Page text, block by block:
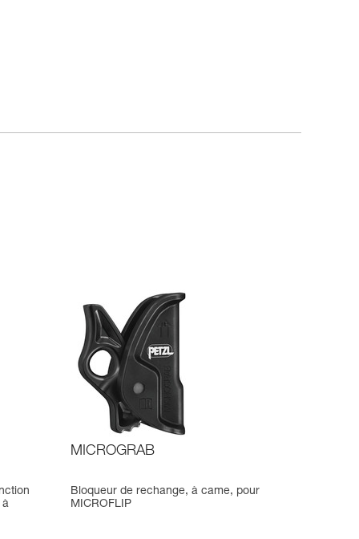
à
MICROGRAB
Bloqueur de rechange, à came, pour
MICROFLIP